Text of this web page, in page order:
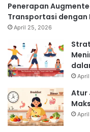
Penerapan
Transportasi dengan
April 25, 2026
Atur